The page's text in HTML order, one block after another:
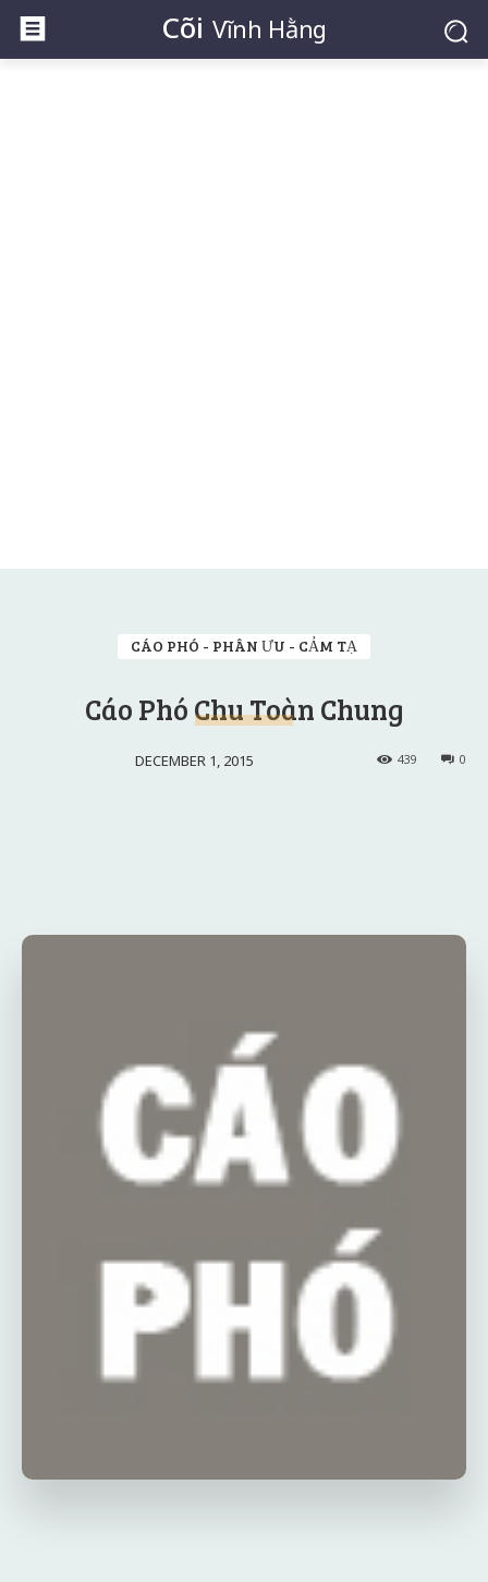
Cõi Vĩnh Hằng
CÁO PHÓ - PHÂN ƯU - CẢM TẠ
Cáo Phó Chu Toàn Chung
DECEMBER 1, 2015 0
439